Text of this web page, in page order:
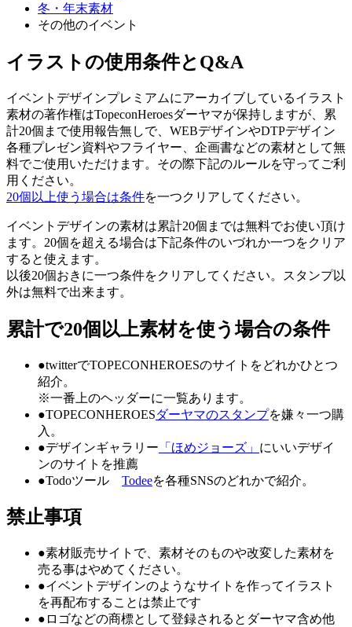
冬・年末素材
その他のイベント
イラストの使用条件とQ&A
イベントデザインプレミアムにアーカイブしているイラスト
素材の著作権はTopeconHeroesダーヤマが保持しますが、累
計20個まで使用報告無しで、WEBデザインやDTPデザイン
各種プレゼン資料やフライヤー、企画書などの素材として無
料でご使用いただけます。その際下記のルールを守ってご利
用ください。
20個以上使う場合は条件を一つクリアしてください。
イベントデザインの素材は累計20個までは無料でお使い頂け
ます。20個を超える場合は下記条件のいづれか一つをクリア
すると使えます。
以後20個おきに一つ条件をクリアしてください。スタンプ以
外は無料で出来ます。
累計で20個以上素材を使う場合の条件
●twitterでTOPECONHEROESのサイトをどれかひとつ
紹介。
※一番上のヘッダーに一覧あります。
●TOPECONHEROESダーヤマのスタンプを嫌々一つ購
入。
●デザインギャラリー 「ほめジョーズ」 にいいデザイ
ンのサイトを推薦
●Todoツール Todeeを各種SNSのどれかで紹介。
禁止事項
●素材販売サイトで、素材そのものや改変した素材を
売る事はやめてください。
●イベントデザインのようなサイトを作ってイラスト
を再配布することは禁止です
● ロゴなどの商標として登録されるとダーヤマ含め他